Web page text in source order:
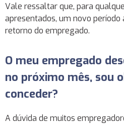
Vale ressaltar que, para
apresentados, um novo período
retorno do empregado.
O meu empregado
no próximo mês, sou
conceder?
A dúvida de muitos